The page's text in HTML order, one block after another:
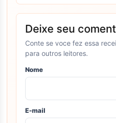
Deixe seu
Conte se voce fez essa
para outros leitores.
Nome
E-mail